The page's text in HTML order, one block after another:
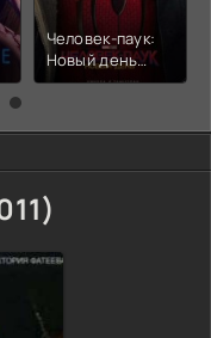
Человек-паук:
Новый день
(2026)